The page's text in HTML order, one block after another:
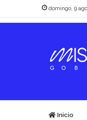
domingo, 9
Inicio